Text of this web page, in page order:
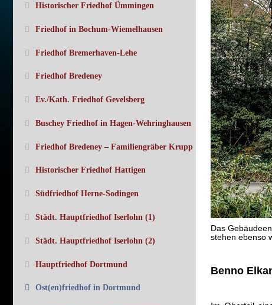
Historischer Friedhof Ümmingen
Friedhof in Bochum-Wiemelhausen
Friedhof Bremerhaven-Lehe
Friedhof Bredeney
Ev./Kath. Friedhof Gevelsberg
Buschey Friedhof in Hagen-Wehringhausen
Friedhof Bredeney – Familiengräber Krupp
Historischer Friedhof Hattigen
Südfriedhof Herne-Sodingen
Städt. Hauptfriedhof Iserlohn (1)
Städt. Hauptfriedhof Iserlohn (2)
Hauptfriedhof Dortmund
Ost(en)friedhof in Dortmund
Das
stehen ebenso
Benno